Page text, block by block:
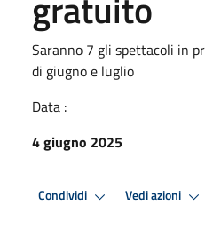
Saranno 7 gli spettacoli in
di giugno e luglio
Data :
4 giugno 2025
Condividi Vedi azioni